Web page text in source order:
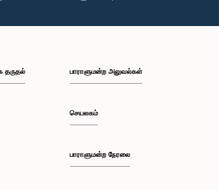
தருதல் பாராளுமன்ற அலுவல்கள்
செயலகம்
பாராளுமன்ற நேரலை